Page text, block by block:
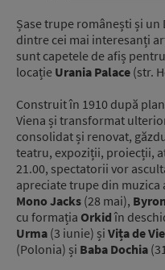
Șase trupe românești și
dintre cei mai interesanți
sunt capetele de afiș
locație Urania Palace (str.
Construit în 1910 după
Viena și transformat
consolidat și renovat,
teatru, expoziții, proiecții,
21.00, spectatorii vor
apreciate trupe din muzica
Mono Jacks (28 mai), Byron
cu formația Orkidîn
Urma (3 iunie) și Vița de Vie
(Polonia) și Baba Dochia